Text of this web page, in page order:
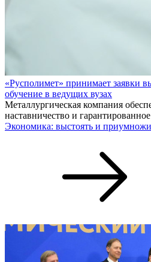
«Русполимет» принимает заявки
обучение в ведущих вузах
Металлургическая компания
наставничество и
Экономика: выстоять и